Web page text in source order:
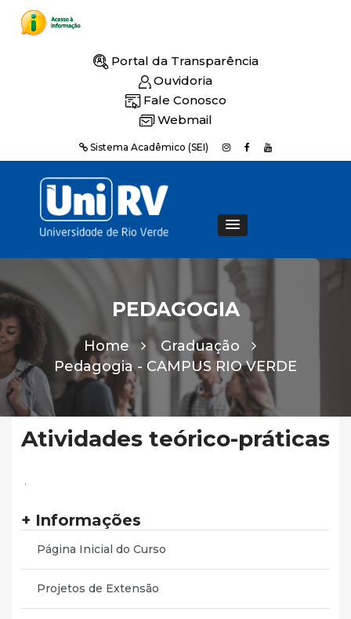
Portal da Transparência
Ouvidoria
Fale Conosco
Webmail
Sistema Acadêmico (SEI)
PEDAGOGIA
Home
Graduação
Pedagogia - CAMPUS RIO VERDE
Atividades teórico-práticas
.
+ Informações
Página Inicial do Curso
Projetos de Extensão